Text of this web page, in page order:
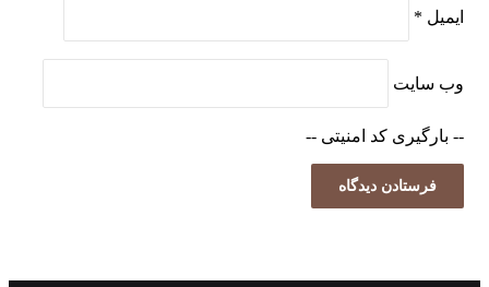
ایمیل *
وب‌ سایت
-- بارگیری کد امنیتی --